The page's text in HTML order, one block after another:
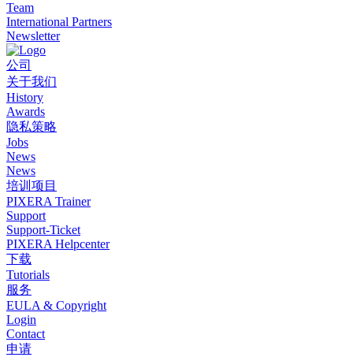
Team
International Partners
Newsletter
公司
关于我们
History
Awards
隐私策略
Jobs
News
News
培训项目
PIXERA Trainer
Support
Support-Ticket
PIXERA Helpcenter
下载
Tutorials
服务
EULA & Copyright
Login
Contact
申请